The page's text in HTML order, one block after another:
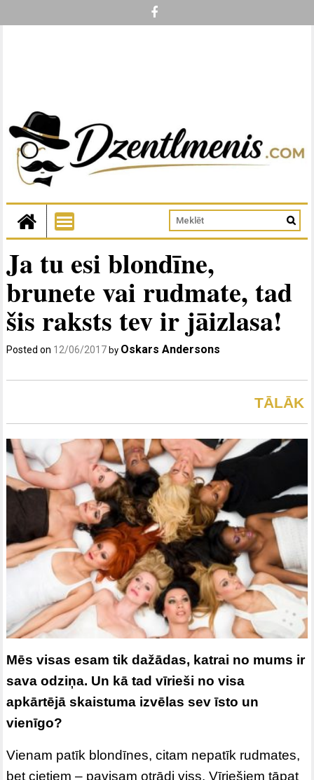
Ja tu esi blondīne,
brunete vai rudmate, tad
šis raksts tev ir jāizlasa!
Posted on 12/06/2017 by Oskars Andersons
TĀLĀK
Mēs visas esam tik dažādas, katrai no mums ir
sava odziņa. Un kā tad vīrieši no visa
apkārtējā skaistuma izvēlas sev īsto un
vienīgo?
Vienam patīk blondīnes, citam nepatīk rudmates,
bet cietiem – pavisam otrādi viss. Vīriešiem tāpat